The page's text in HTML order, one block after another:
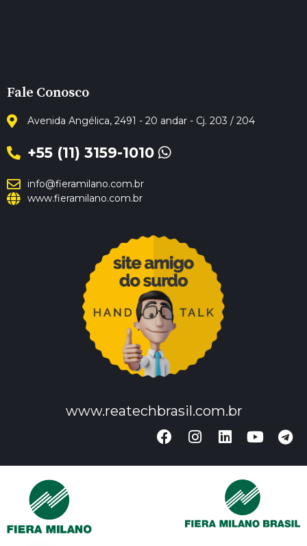
Fale Conosco
Avenida Angélica, 2491 - 20 andar - Cj. 203 / 204
+55 (11) 3159-1010
info@fieramilano.com.br
www.fieramilano.com.br
www.reatechbrasil.com.br